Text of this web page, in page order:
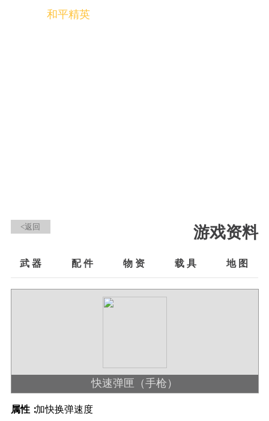
和平精英
游戏资料
<返回
武 器 配 件 物 资 载 具 地 图
快速弹匣（手枪）
属性：加快换弹速度